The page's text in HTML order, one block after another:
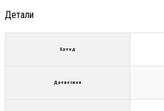
Детали
Бренд
Древесина